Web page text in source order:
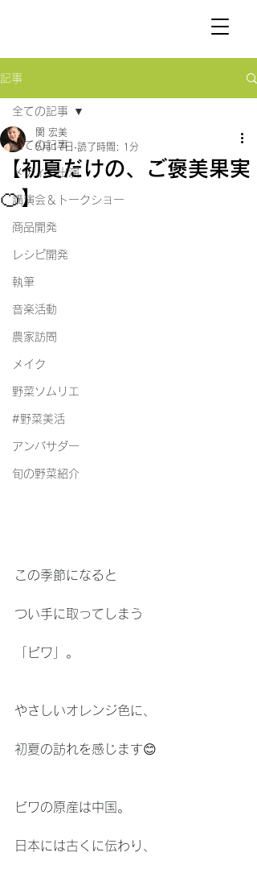
記事
全ての記事
メディア出演
講演会＆トークショー
商品開発
レシピ開発
執筆
音楽活動
農家訪問
メイク
野菜ソムリエ
#野菜美活
アンバサダー
旬の野菜紹介
全ての記事
【初夏だけの、ご褒美果実
🍊】
関 宏美
5月17日 読了時間: 1分
この季節になると
つい手に取ってしまう
「ビワ」。
やさしいオレンジ色に、
初夏の訪れを感じます😊
ビワの原産は中国。
日本には古くに伝わり、